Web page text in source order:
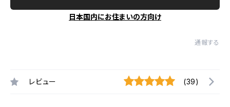
日本国内にお住まいの方向け
通報する
レビュー (39)